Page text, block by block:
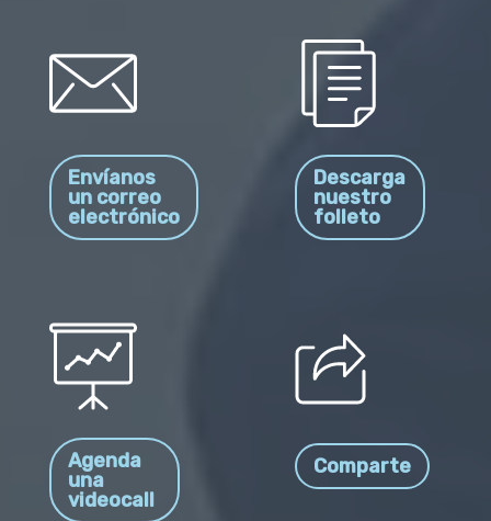
Envíanos
un correo
electrónico
Descarga
nuestro
folleto
Agenda
una
videocall
Comparte